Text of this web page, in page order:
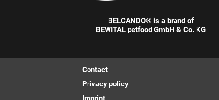
BELCANDO® is a brand of
BEWITAL petfood GmbH & Co. KG
Contact
Privacy policy
Imprint